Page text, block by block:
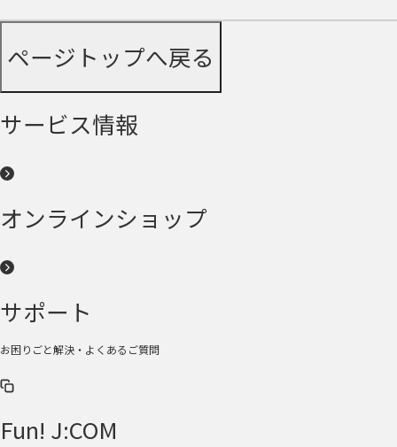
ページトップへ戻る
サービス情報
オンラインショップ
サポート
お困りごと解決・よくあるご質問
Fun! J:COM